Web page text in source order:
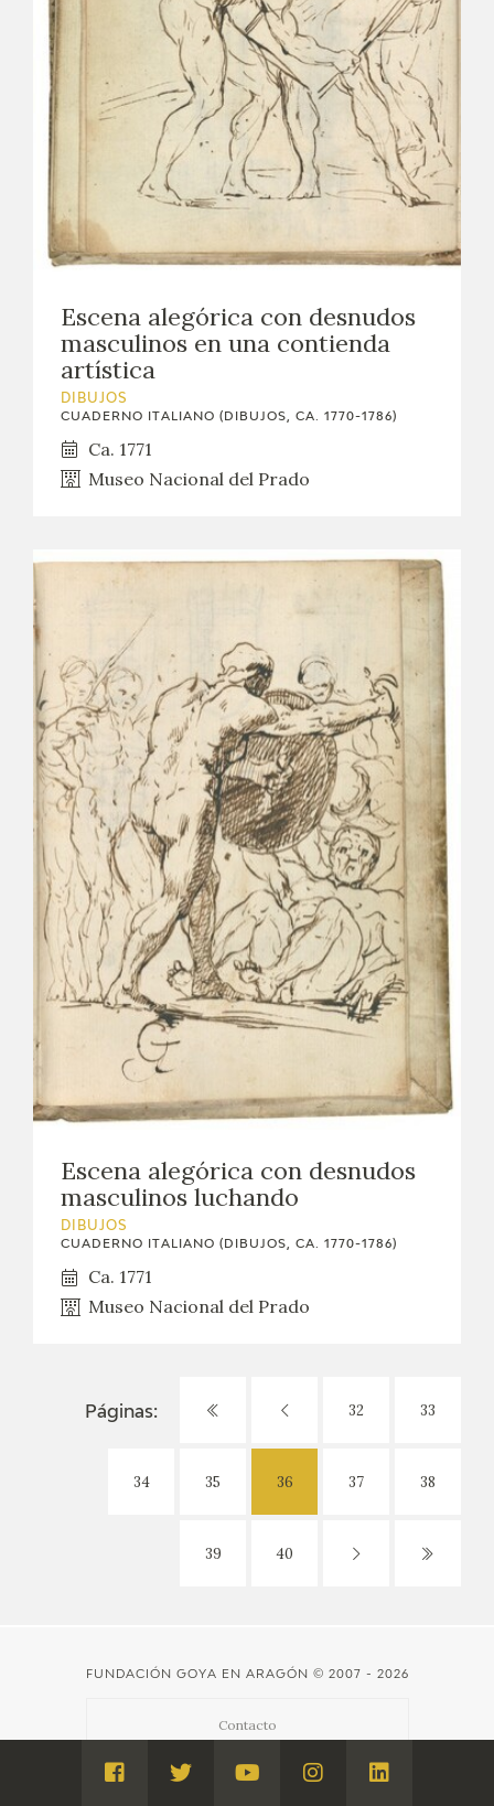
Escena alegórica con desnudos
masculinos en una contienda
artística
DIBUJOS
CUADERNO ITALIANO (DIBUJOS, CA. 1770-1786)
Ca. 1771
Museo Nacional del Prado
Escena alegórica con desnudos
masculinos luchando
DIBUJOS
CUADERNO ITALIANO (DIBUJOS, CA. 1770-1786)
Ca. 1771
Museo Nacional del Prado
Páginas: 32 33
34 35 36 37 38
39 40
FUNDACIÓN GOYA EN ARAGÓN © 2007 - 2026
Contacto
Créditos
Visita
Visita
Visita
Visita
Visita